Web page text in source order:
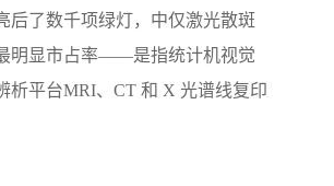
后了数千项绿灯，中仅激光散斑
明显市占率——是指统计机视觉
析平台MRI、CT 和 X 光谱线复印